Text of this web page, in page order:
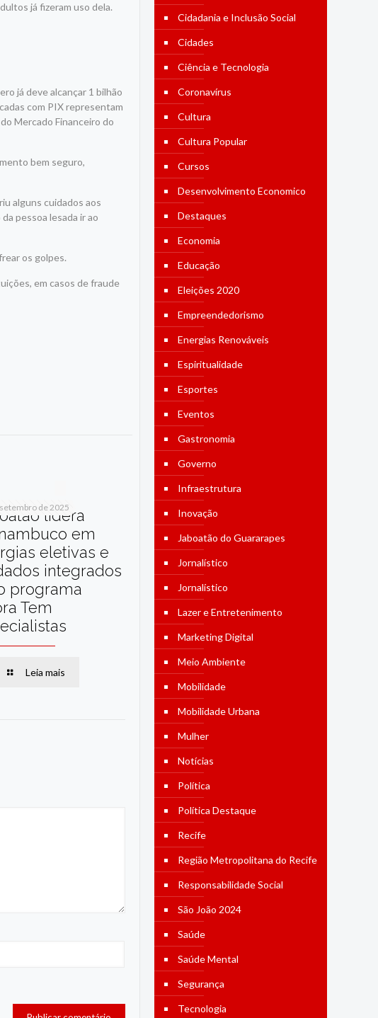
já fizeram uso dela.
já deve alcançar 1 bilhão
com PIX representam
Mercado Financeiro do
bem seguro,
alguns cuidados aos
pessoa lesada ir ao
os golpes.
em casos de fraude
de 2025
lidera
em
eletivas e
integrados
programa
Tem
Leia mais
Cidadania e Inclusão Social
Cidades
Ciência e Tecnologia
Coronavírus
Cultura
Cultura Popular
Cursos
Desenvolvimento Economico
Destaques
Economia
Educação
Eleições 2020
Empreendedorismo
Energias Renováveis
Espiritualidade
Esportes
Eventos
Gastronomia
Governo
Infraestrutura
Inovação
Jaboatão do Guararapes
Jornalístico
Jornalístico
Lazer e Entretenimento
Marketing Digital
Meio Ambiente
Mobilidade
Mobilidade Urbana
Mulher
Notícias
Política
Política Destaque
Recife
Região Metropolitana do Recife
Responsabilidade Social
São João 2024
Saúde
Saúde Mental
Segurança
Tecnologia